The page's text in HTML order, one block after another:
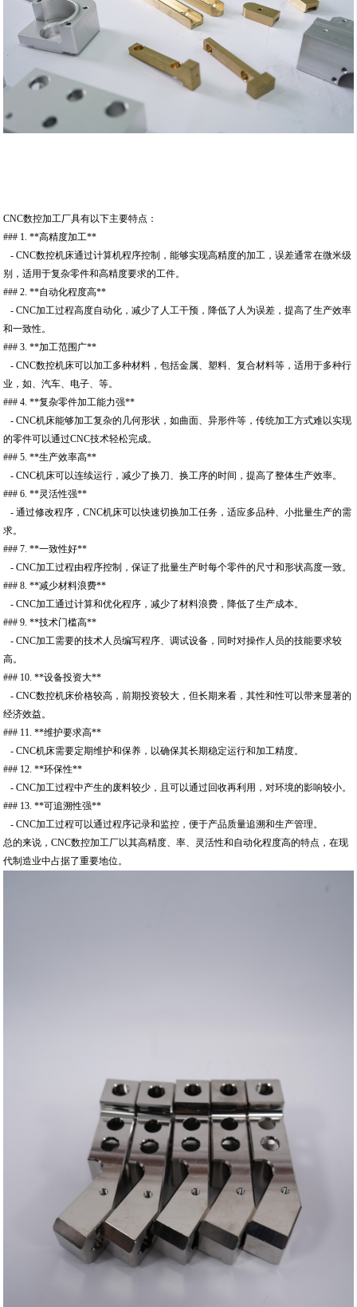
CNC数控加工厂具有以下主要特点：
### 1. **高精度加工**
- CNC数控机床通过计算机程序控制，能够实现高精度的加工，误差通常在微米级
别，适用于复杂零件和高精度要求的工件。
### 2. **自动化程度高**
- CNC加工过程高度自动化，减少了人工干预，降低了人为误差，提高了生产效率
和一致性。
### 3. **加工范围广**
- CNC数控机床可以加工多种材料，包括金属、塑料、复合材料等，适用于多种行
业，如、汽车、电子、等。
### 4. **复杂零件加工能力强**
- CNC机床能够加工复杂的几何形状，如曲面、异形件等，传统加工方式难以实现
的零件可以通过CNC技术轻松完成。
### 5. **生产效率高**
- CNC机床可以连续运行，减少了换刀、换工序的时间，提高了整体生产效率。
### 6. **灵活性强**
- 通过修改程序，CNC机床可以快速切换加工任务，适应多品种、小批量生产的需
求。
### 7. **一致性好**
- CNC加工过程由程序控制，保证了批量生产时每个零件的尺寸和形状高度一致。
### 8. **减少材料浪费**
- CNC加工通过计算和优化程序，减少了材料浪费，降低了生产成本。
### 9. **技术门槛高**
- CNC加工需要的技术人员编写程序、调试设备，同时对操作人员的技能要求较
高。
### 10. **设备投资大**
- CNC数控机床价格较高，前期投资较大，但长期来看，其性和性可以带来显著的
经济效益。
### 11. **维护要求高**
- CNC机床需要定期维护和保养，以确保其长期稳定运行和加工精度。
### 12. **环保性**
- CNC加工过程中产生的废料较少，且可以通过回收再利用，对环境的影响较小。
### 13. **可追溯性强**
- CNC加工过程可以通过程序记录和监控，便于产品质量追溯和生产管理。
总的来说，CNC数控加工厂以其高精度、率、灵活性和自动化程度高的特点，在现
代制造业中占据了重要地位。